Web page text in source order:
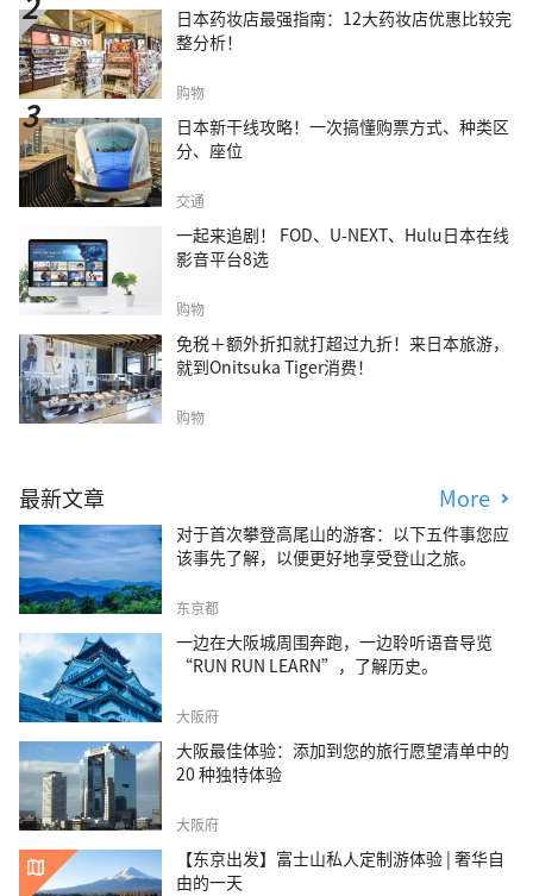
日本药妆店最强指南：12大药妆店优惠比较完
整分析！
购物
日本新干线攻略！一次搞懂购票方式、种类区
分、座位
交通
一起来追剧！ FOD、U-NEXT、Hulu日本在线
影音平台8选
购物
免税＋额外折扣就打超过九折！来日本旅游，
就到Onitsuka Tiger消费！
购物
最新文章 More
对于首次攀登高尾山的游客：以下五件事您应
该事先了解，以便更好地享受登山之旅。
东京都
一边在大阪城周围奔跑，一边聆听语音导览
“RUN RUN LEARN”，了解历史。
大阪府
大阪最佳体验：添加到您的旅行愿望清单中的
20 种独特体验
大阪府
【东京出发】富士山私人定制游体验 | 奢华自
由的一天